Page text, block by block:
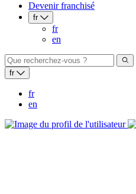
Devenir franchisé
fr
fr
en
fr
fr
en